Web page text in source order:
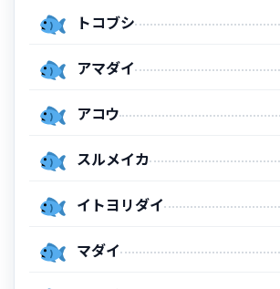
トコブシ
アマダイ
アコウ
スルメイカ
イトヨリダイ
マダイ